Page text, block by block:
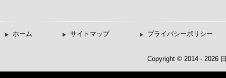
ホーム サイトマップ プライバシーポリシー
Copyright © 2014 - 2026